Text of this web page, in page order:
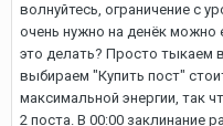
волнуйтесь, ограничение с
очень нужно на денёк можно
это делать? Просто тыкаем
выбираем "Купить пост"
максимальной энергии, так
2 поста. В 00:00 заклинание